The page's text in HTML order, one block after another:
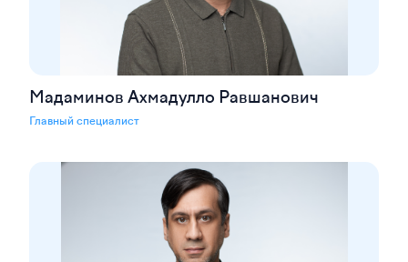
Мадаминов Ахмадулло Равшанович
Главный специалист